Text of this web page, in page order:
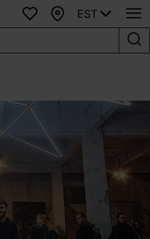
Lemmikud
Kaart
EST